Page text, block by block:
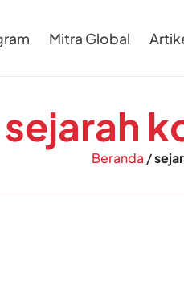
Mitra Global
sejarah
Beranda /